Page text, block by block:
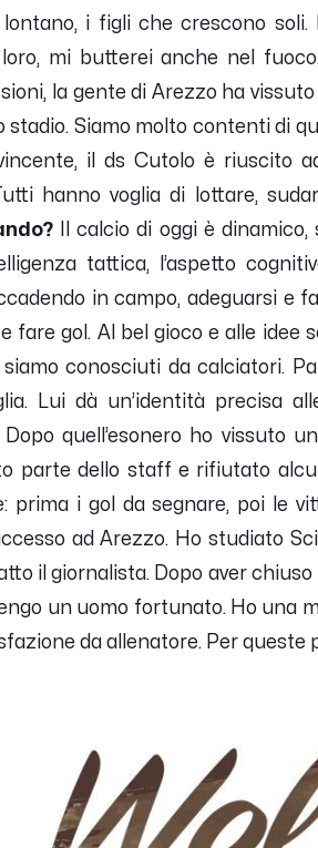
i figli che crescono
mi butterei anche nel
la gente di Arezzo ha
stadio. Siamo molto contenti di
il ds Cutolo è riuscito
hanno voglia di lottare,
Il calcio di oggi è
tattica, l’aspetto
in campo, adeguarsi e
fare gol. Al bel gioco e alle idee
conosciuti da calciatori.
Lui dà un’identità precisa
Dopo quell’esonero ho vissuto
parte dello staff e rifiutato
prima i gol da segnare, poi le
ad Arezzo. Ho studiato
il giornalista. Dopo aver
un uomo fortunato. Ho una
da allenatore. Per queste